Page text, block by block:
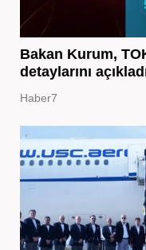
Bakan Kurum,
detaylarını
Haber7